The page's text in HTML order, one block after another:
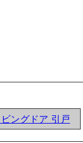
ングドア 引戸